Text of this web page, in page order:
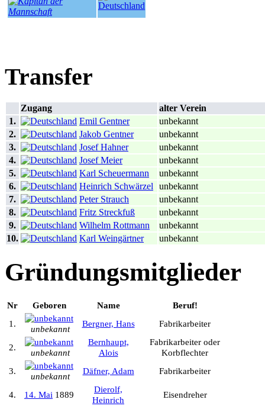
Transfer
Zugang
alter Verein
1.
Emil Gentner
unbekannt
2.
Jakob Gentner
unbekannt
3.
Josef Hahner
unbekannt
4.
Josef Meier
unbekannt
5.
Karl Scheuermann
unbekannt
6.
Heinrich Schwärzel
unbekannt
7.
Peter Strauch
unbekannt
8.
Fritz Streckfuß
unbekannt
9.
Wilhelm Rottmann
unbekannt
10.
Karl Weingärtner unbekannt
Gründungsmitglieder
Nr Geboren Name
Beruf!
1.
unbekannt
Bergner, Hans Fabrikarbeiter
2.
unbekannt
Bernhaupt,
Alois
Fabrikarbeiter oder
Korbflechter
3.
unbekannt
Däfner, Adam Fabrikarbeiter
4. 14. Mai 1889
Dierolf,
Heinrich
Eisendreher